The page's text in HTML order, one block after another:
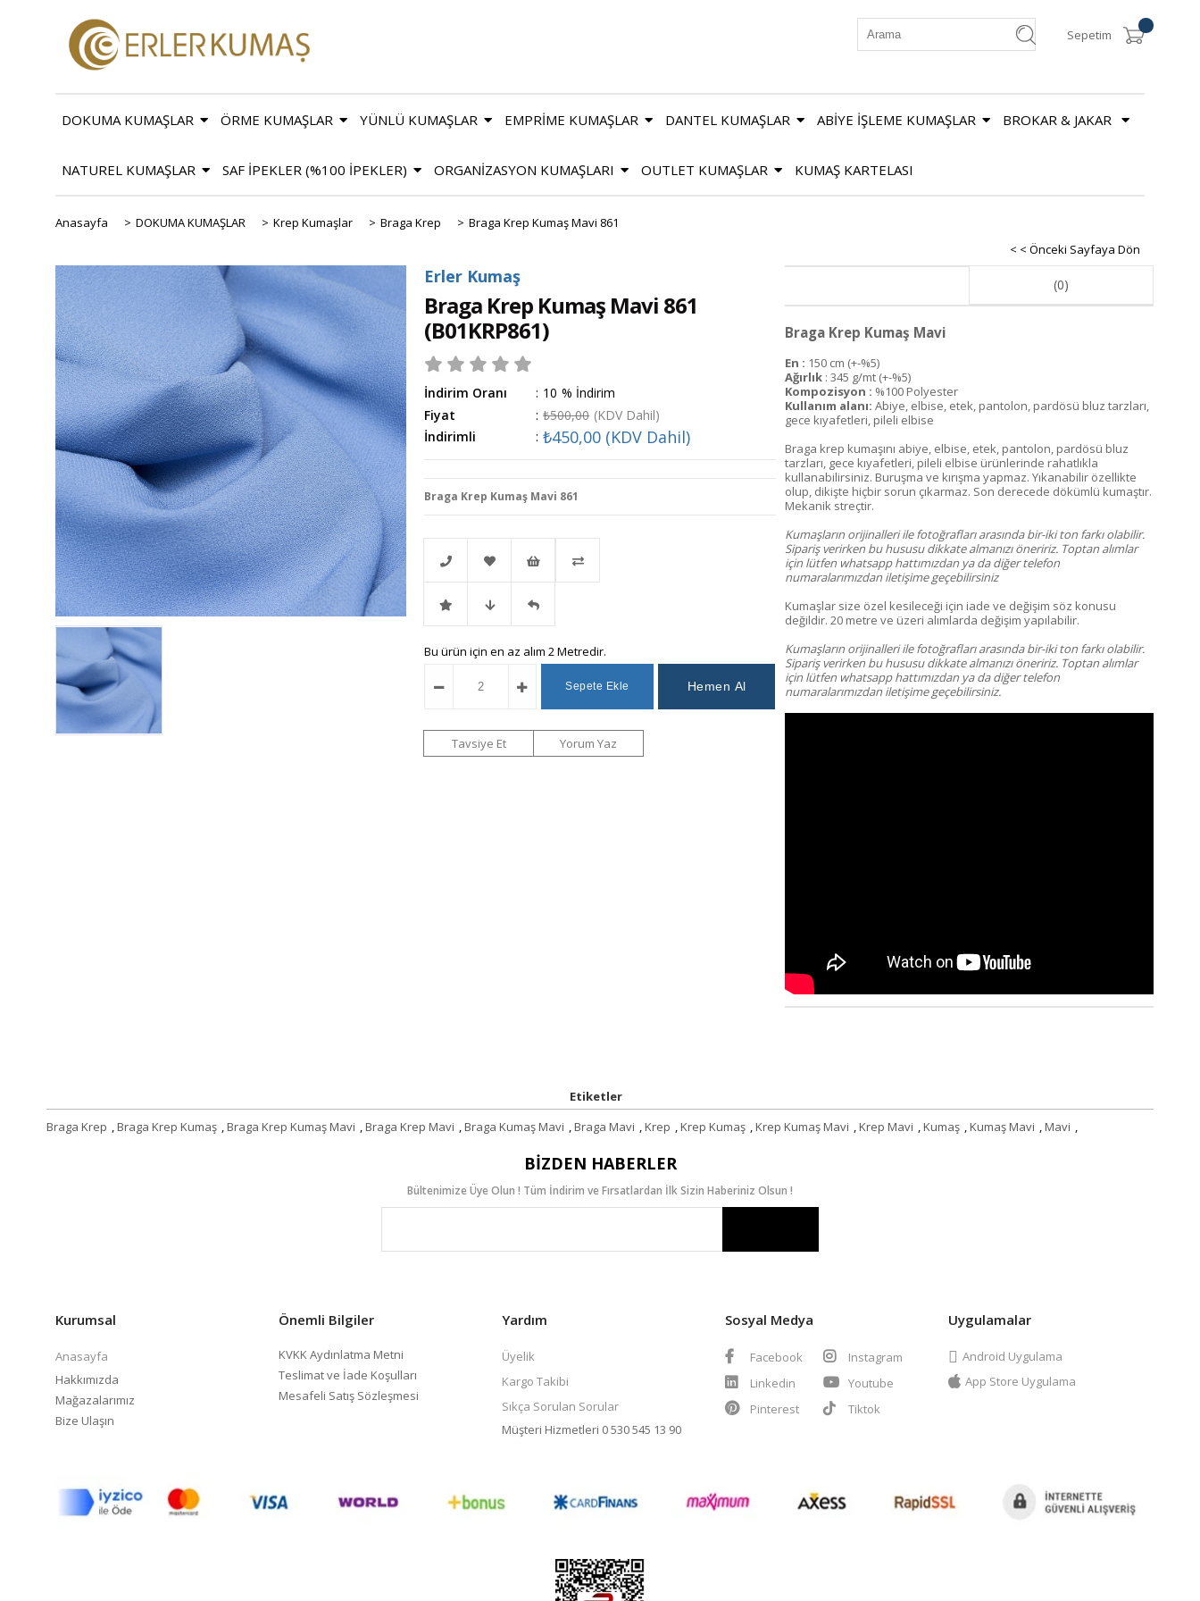
Sepetim
DOKUMA KUMAŞLAR ÖRME KUMAŞLAR YÜNLÜ KUMAŞLAR EMPRİME KUMAŞLAR DANTEL KUMAŞLAR ABİYE İŞLEME KUMAŞLAR BROKAR & JAKAR
NATUREL KUMAŞLAR SAF İPEKLER (%100 İPEKLER) ORGANİZASYON KUMAŞLARI OUTLET KUMAŞLAR KUMAŞ KARTELASI
Anasayfa > DOKUMA KUMAŞLAR > Krep Kumaşlar > Braga Krep > Braga Krep Kumaş Mavi 861
< < Önceki Sayfaya Dön
Erler Kumaş
Braga Krep Kumaş Mavi 861
(B01KRP861)
İndirim Oranı : %
10
İndirim
Fiyat
: ₺500,00 (KDV Dahil)
İndirimli
: ₺450,00 (KDV Dahil)
Braga Krep Kumaş Mavi 861
Telefonla
Sipariş
Favorilere
Ekle
İstek
Listeme
Ekle
İndirimli Fiyat
Düşünce
Haber
Gelince
Haber
Bu ürün için en az alım 2 Metredir.
Tavsiye Et Yorum Yaz
(0)
Braga Krep Kumaş Mavi
En : 150 cm (+-%5)
Ağırlık : 345 g/mt (+-%5)
Kompozisyon : %100 Polyester
Kullanım alanı: Abiye, elbise, etek, pantolon, pardösü bluz tarzları,
gece kıyafetleri, pileli elbise
Braga krep kumaşını abiye, elbise, etek, pantolon, pardösü bluz
tarzları, gece kıyafetleri, pileli elbise ürünlerinde rahatlıkla
kullanabilirsiniz. Buruşma ve kırışma yapmaz. Yıkanabilir özellikte
olup, dikişte hiçbir sorun çıkarmaz. Son derecede dökümlü kumaştır.
Mekanik streçtir.
Kumaşların orijinalleri ile fotoğrafları arasında bir-iki ton farkı olabilir.
Sipariş verirken bu hususu dikkate almanızı öneririz. Toptan alımlar
için lütfen whatsapp hattımızdan ya da diğer telefon
numaralarımızdan iletişime geçebilirsiniz
Kumaşlar size özel kesileceği için iade ve değişim söz konusu
değildir. 20 metre ve üzeri alımlarda değişim yapılabilir.
Kumaşların orijinalleri ile fotoğrafları arasında bir-iki ton farkı olabilir.
Sipariş verirken bu hususu dikkate almanızı öneririz. Toptan alımlar
için lütfen whatsapp hattımızdan ya da diğer telefon
numaralarımızdan iletişime geçebilirsiniz.
Etiketler
Braga Krep ,Braga Krep Kumaş ,Braga Krep Kumaş Mavi ,Braga Krep Mavi ,Braga Kumaş Mavi ,Braga Mavi ,Krep ,Krep Kumaş ,Krep Kumaş Mavi ,Krep Mavi ,Kumaş ,Kumaş Mavi ,Mavi ,
BIZDEN HABERLER
Bültenimize Üye Olun ! Tüm İndirim ve Fırsatlardan İlk Sizin Haberiniz Olsun !
Kurumsal
Anasayfa
Hakkımızda
Mağazalarımız
Bize Ulaşın
Önemli Bilgiler
KVKK Aydınlatma Metni
Teslimat ve İade Koşulları
Mesafeli Satış Sözleşmesi
Yardım
Üyelik
Kargo Takibi
Sıkça Sorulan Sorular
Müşteri Hizmetleri 0 530 545 13 90
Sosyal Medya
Facebook
Instagram
Linkedin
Youtube
Pinterest
Tiktok
Uygulamalar
Android Uygulama
App Store Uygulama